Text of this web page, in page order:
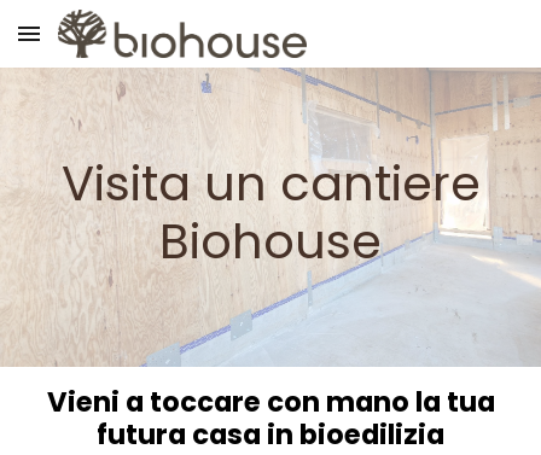
Skip to main content
Visita un cantiere
Biohouse
Vieni a toccare con mano la tua
futura casa in bioedilizia